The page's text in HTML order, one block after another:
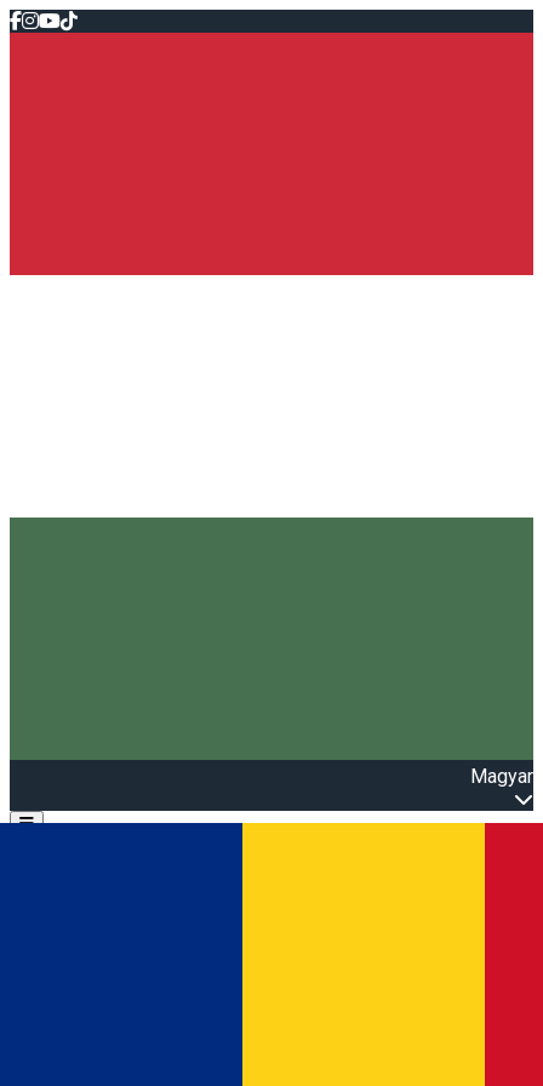
Magyar
Open main menu